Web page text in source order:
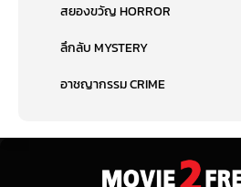
สยองขวัญ HORROR
ลึกลับ MYSTERY
อาชญากรรม CRIME